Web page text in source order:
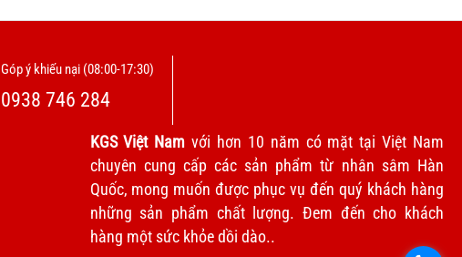
Góp ý khiếu nại (08:00-17:30)
0938 746 284
KGS Việt Nam với hơn 10 năm có mặt tại Việt Nam
chuyên cung cấp các sản phẩm từ nhân sâm Hàn
Quốc, mong muốn được phục vụ đến quý khách hàng
những sản phẩm chất lượng. Đem đến cho khách
hàng một sức khỏe dồi dào..